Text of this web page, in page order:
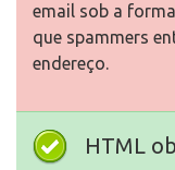
email sob a
que spammers
endereço.
HTML